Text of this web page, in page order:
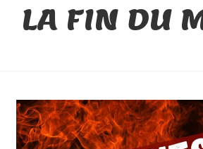
LA FIN DU